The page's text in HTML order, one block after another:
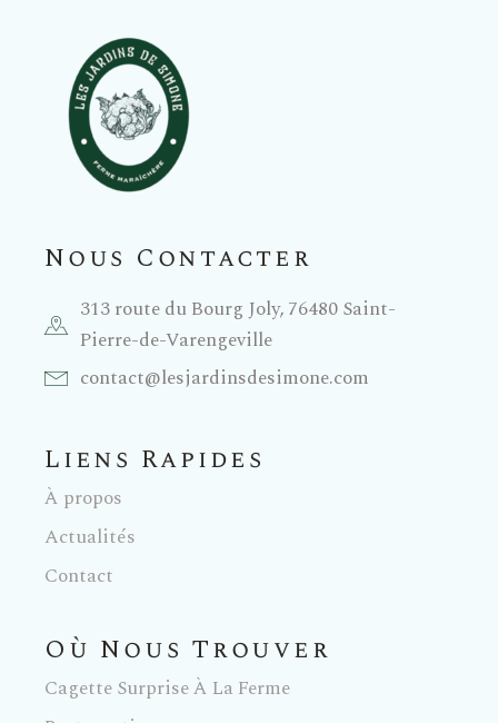
Nous Contacter
313 route du Bourg Joly, 76480 Saint-
Pierre-de-Varengeville
contact@lesjardinsdesimone.com
Liens Rapides
À propos
Actualités
Contact
Où Nous Trouver
Cagette Surprise À La Ferme